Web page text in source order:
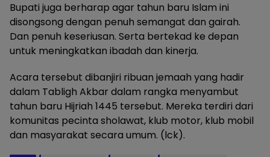
Bupati juga berharap agar tahun baru Islam ini
disongsong dengan penuh semangat dan gairah.
Dan penuh keseriusan. Serta bertekad ke depan
untuk meningkatkan ibadah dan kinerja.
Acara tersebut dibanjiri ribuan jemaah yang hadir
dalam Tabligh Akbar dalam rangka menyambut
tahun baru Hijriah 1445 tersebut. Mereka terdiri dari
komunitas pecinta sholawat, klub motor, klub mobil
dan masyarakat secara umum. (lck).